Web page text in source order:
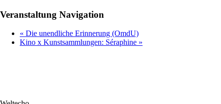
Veranstaltung Navigation
« Die unendliche Erinnerung (OmdU)
Kino x Kunstsammlungen: Séraphine »